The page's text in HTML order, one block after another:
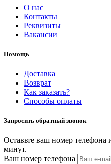
О нас
Контакты
Реквизиты
Вакансии
Помощь
Доставка
Возврат
Как заказать?
Способы оплаты
Запросить обратный звонок
Оставьте ваш номер
минут.
Ваш номер телефона